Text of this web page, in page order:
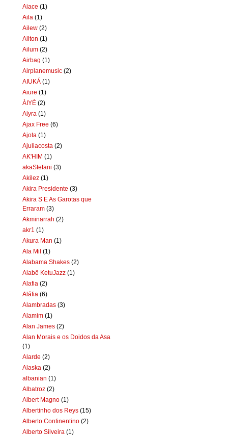
Aiace (1)
Aila (1)
Ailew (2)
Ailton (1)
Ailum (2)
Airbag (1)
Airplanemusic (2)
AIUKÁ (1)
Aiure (1)
ÀIYÉ (2)
Aiyra (1)
Ajax Free (6)
Ajota (1)
Ajuliacosta (2)
AK'HIM (1)
akaStefani (3)
Akilez (1)
Akira Presidente (3)
Akira S E As Garotas que
Erraram (3)
Akminarrah (2)
akr1 (1)
Akura Man (1)
Ala Mil (1)
Alabama Shakes (2)
Alabê KetuJazz (1)
Alafia (2)
Aláfia (6)
Alambradas (3)
Alamim (1)
Alan James (2)
Alan Morais e os Doidos da Asa
(1)
Alarde (2)
Alaska (2)
albanian (1)
Albatroz (2)
Albert Magno (1)
Albertinho dos Reys (15)
Alberto Continentino (2)
Alberto Silveira (1)